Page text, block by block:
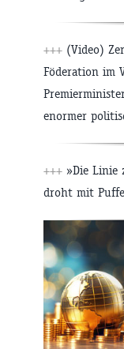
+++ (Video)
Föderation im
enormer
+++ »Die
droht mit